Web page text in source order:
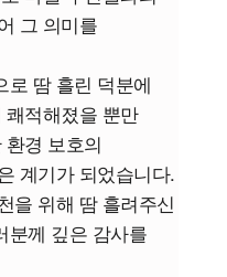
그 의미를
로 땀 흘린 덕분에
적해졌을 뿐만
경 보호의
계기가 되었습니다.
을 위해 땀 흘려주신
분께 깊은 감사를